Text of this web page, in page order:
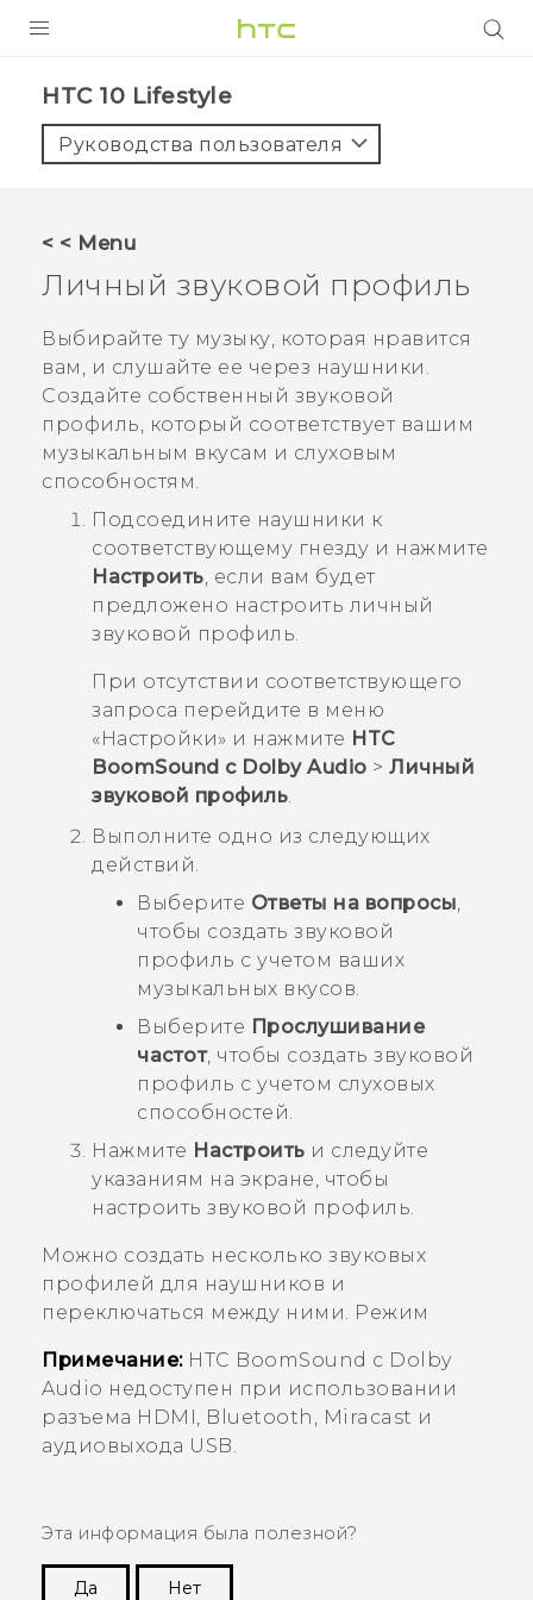
5G
ПОДДЕРЖКА
HTC 10 Lifestyle‎
Руководства пользователя
< < Menu
Личный звуковой профиль
Выбирайте ту музыку, которая нравится
вам, и слушайте ее через наушники.
Создайте собственный звуковой
профиль, который соответствует вашим
музыкальным вкусам и слуховым
способностям.
Подсоедините наушники к
соответствующему гнезду и нажмите
Настроить, если вам будет
предложено настроить личный
звуковой профиль.
При отсутствии соответствующего
запроса перейдите в меню
«Настройки» и нажмите HTC
BoomSound с Dolby Audio > Личный
звуковой профиль.
Выполните одно из следующих
действий.
Выберите Ответы на вопросы,
чтобы создать звуковой
профиль с учетом ваших
музыкальных вкусов.
Выберите Прослушивание
частот, чтобы создать звуковой
профиль с учетом слуховых
способностей.
Нажмите Настроить и следуйте
указаниям на экране, чтобы
настроить звуковой профиль.
Можно создать несколько звуковых
профилей для наушников и
переключаться между ними. Режим
Примечание: HTC BoomSound с Dolby
Audio недоступен при использовании
разъема HDMI, Bluetooth , Miracast и
аудиовыхода USB.
Эта информация была полезной?
Да Нет